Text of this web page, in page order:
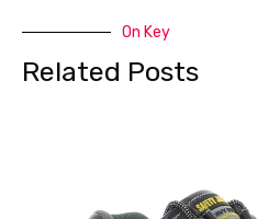
On Key
Related Posts